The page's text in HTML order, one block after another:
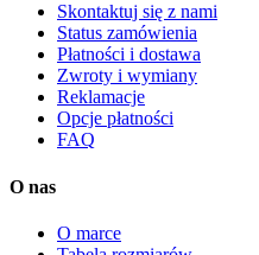
Skontaktuj się z nami
Status zamówienia
Płatności i dostawa
Zwroty i wymiany
Reklamacje
Opcje płatności
FAQ
O nas
O marce